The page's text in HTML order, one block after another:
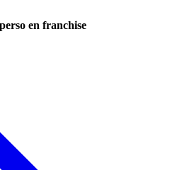
en franchise